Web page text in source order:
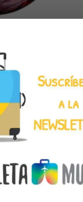
sevillano?
maridaje entre
Deja un
,El Paladar,Sevilla,